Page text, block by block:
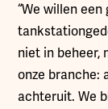
“We willen
niet in beheer,
onze branche:
achteruit. We